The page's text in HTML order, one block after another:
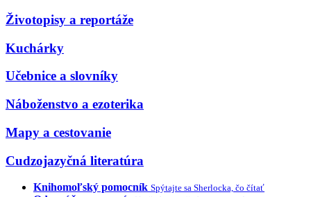
Životopisy a reportáže
Kuchárky
Učebnice a slovníky
Náboženstvo a ezoterika
Mapy a cestovanie
Cudzojazyčná literatúra
Knihomoľský pomocník Spýtajte sa Sherlocka, čo čítať